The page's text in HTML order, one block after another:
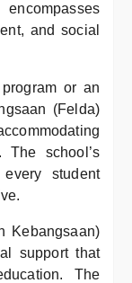
and social
or an
(Felda)
school’s
student
Kebangsaan)
support that
The